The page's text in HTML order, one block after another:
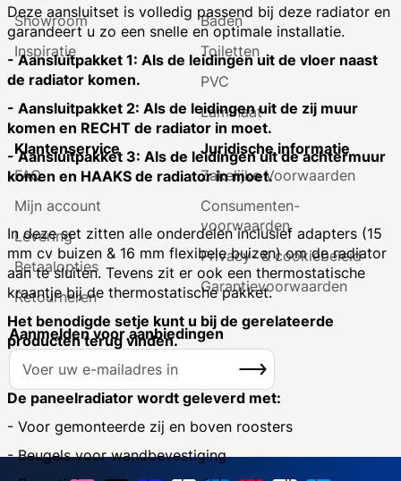
Deze aansluitset is volledig passend bij deze radiator en
garandeert u zo een snelle en optimale installatie.
- Aansluitpakket 1: Als de leidingen uit de vloer naast
de radiator komen.
- Aansluitpakket 2: Als de leidingen uit de zij muur
komen en RECHT de radiator in moet.
- Aansluitpakket 3: Als de leidingen uit de achtermuur
komen en HAAKS de radiator in moet.
In deze set zitten alle onderdelen inclusief adapters (15
mm cv buizen & 16 mm flexibele buizen) om de radiator
aan te sluiten. Tevens zit er ook een thermostatische
kraantje bij de thermostatische pakket.
Het benodigde setje kunt u bij de gerelateerde
producten terug vinden.
De paneelradiator wordt geleverd met:
- Voor gemonteerde zij en boven roosters
- Beugels voor wandbevestiging
Showroom
Inspiratie
Baden
Toiletten
PVC
Laminaat
Klantenservice
FAQ
Mijn account
Levering
Betaalopties
Retourneren
Juridische informatie
Zakelijke Voorwaarden
Consumenten­
voorwaarden
Privacy- & cookiebeleid
Garantie­voorwaarden
Aanmelden voor aanbiedingen
A
o
e
Inschrijven